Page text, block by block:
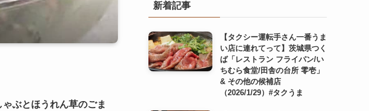
ゃぶとほうれん草のごま
新着記事
【タクシー運転手さん一番うま
い店に連れてって】茨城県つく
ば「レストラン フライパン/い
ちむら食堂/田舎の台所 零壱」
& その他の候補店
（2026/1/29）#タクうま